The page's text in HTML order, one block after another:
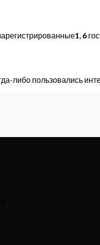
1, 6
либо пользовались